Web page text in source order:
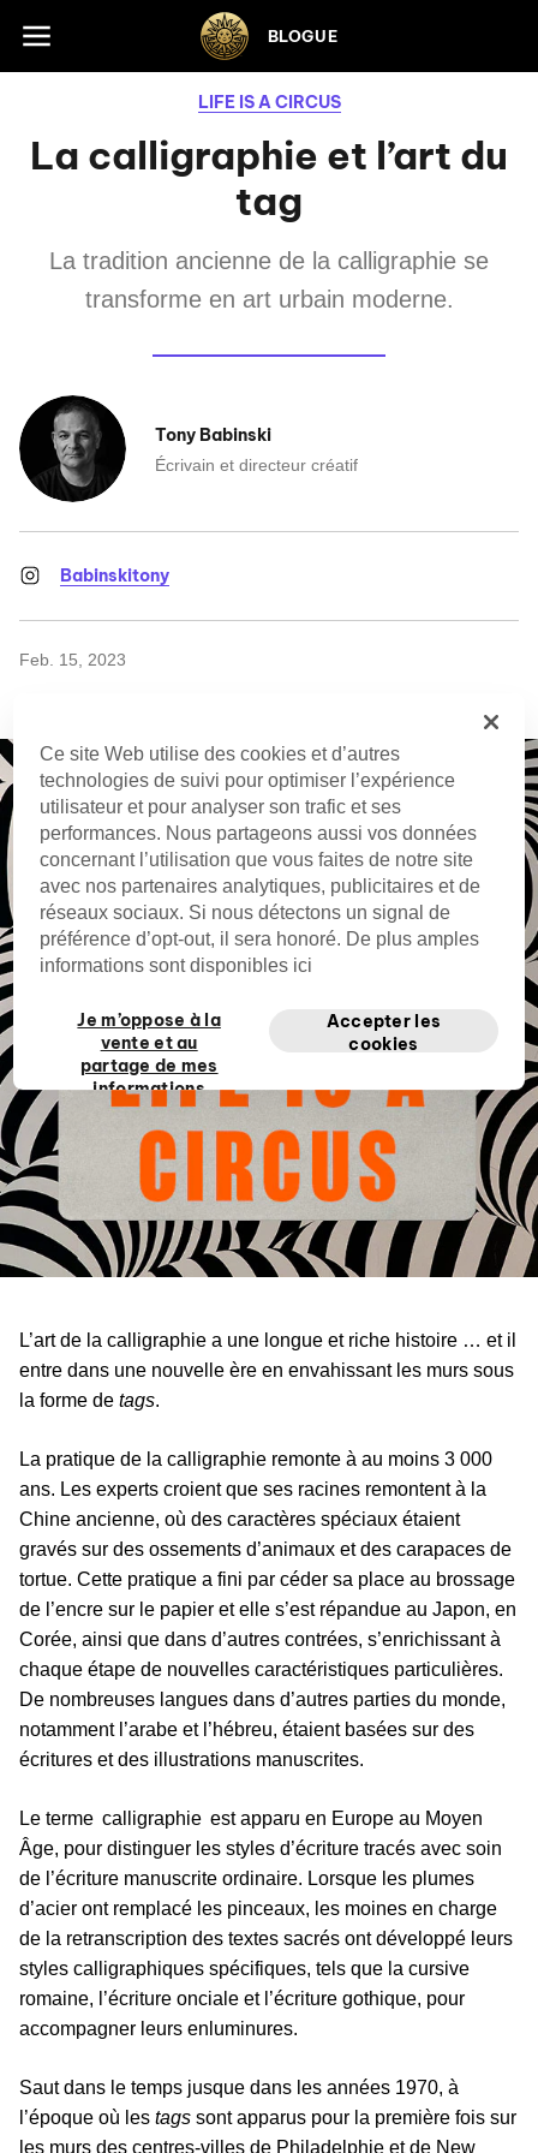
Skip to footer BLOGUE
LIFE IS A CIRCUS
La calligraphie et l’art du
tag
La tradition ancienne de la calligraphie se
transforme en art urbain moderne.
Tony Babinski
Écrivain et directeur créatif
Babinskitony
Feb. 15, 2023
L’art de la calligraphie a une longue et riche histoire … et il
entre dans une nouvelle ère en envahissant les murs sous
la forme de tags.
La pratique de la calligraphie remonte à au moins 3 000
ans. Les experts croient que ses racines remontent à la
Chine ancienne, où des caractères spéciaux étaient
gravés sur des ossements d’animaux et des carapaces de
tortue. Cette pratique a fini par céder sa place au brossage
de l’encre sur le papier et elle s’est répandue au Japon, en
Corée, ainsi que dans d’autres contrées, s’enrichissant à
chaque étape de nouvelles caractéristiques particulières.
De nombreuses langues dans d’autres parties du monde,
notamment l’arabe et l’hébreu, étaient basées sur des
écritures et des illustrations manuscrites.
Le terme calligraphie est apparu en Europe au Moyen
Âge, pour distinguer les styles d’écriture tracés avec soin
de l’écriture manuscrite ordinaire. Lorsque les plumes
d’acier ont remplacé les pinceaux, les moines en charge
de la retranscription des textes sacrés ont développé leurs
styles calligraphiques spécifiques, tels que la cursive
romaine, l’écriture onciale et l’écriture gothique, pour
accompagner leurs enluminures.
Saut dans le temps jusque dans les années 1970, à
l’époque où les tags sont apparus pour la première fois sur
les murs des centres-villes de Philadelphie et de New
Ce site Web utilise des cookies et d’autres
technologies de suivi pour optimiser l’expérience
utilisateur et pour analyser son trafic et ses
performances. Nous partageons aussi vos données
concernant l’utilisation que vous faites de notre site
avec nos partenaires analytiques, publicitaires et de
réseaux sociaux. Si nous détectons un signal de
préférence d’opt-out, il sera honoré. De plus amples
informations sont disponibles ici
Je m’oppose à la
vente et au
partage de mes
informations
personnelles
privées
Accepter les
cookies